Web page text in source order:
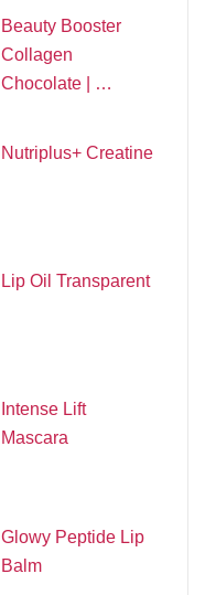
Beauty Booster
Collagen
Chocolate | …
Nutriplus+ Creatine
Lip Oil Transparent
Intense Lift
Mascara
Glowy Peptide Lip
Balm